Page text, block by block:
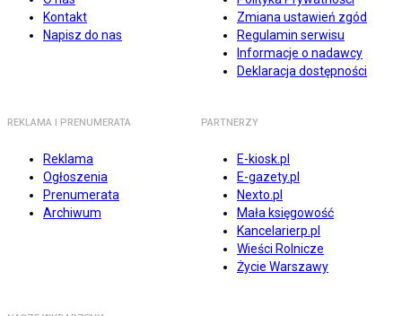
Kontakt
Napisz do nas
Zmiana ustawień zgód
Regulamin serwisu
Informacje o nadawcy
Deklaracja dostępności
REKLAMA I PRENUMERATA
Reklama
Ogłoszenia
Prenumerata
Archiwum
PARTNERZY
E-kiosk.pl
E-gazety.pl
Nexto.pl
Mała księgowość
Kancelarierp.pl
Wieści Rolnicze
Życie Warszawy